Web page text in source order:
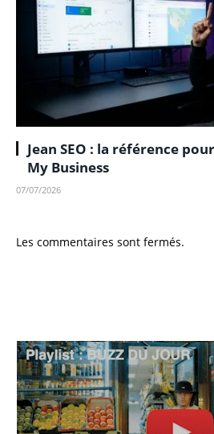
Jean SEO : la référence
My Business
07/07/2026
Les commentaires sont fermés.